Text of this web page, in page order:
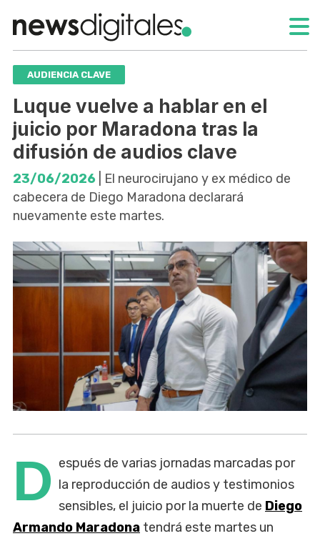
AUDIENCIA CLAVE
Luque vuelve a hablar en el
juicio por Maradona tras la
difusión de audios clave
23/06/2026 | El neurocirujano y ex médico de
cabecera de Diego Maradona declarará
nuevamente este martes.
D espués de varias jornadas marcadas por
la reproducción de audios y testimonios
sensibles, el juicio por la muerte de Diego
Armando Maradona tendrá este martes un